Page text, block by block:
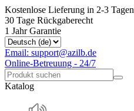
Kostenlose Lieferung in 2-3 Tagen
30 Tage Rückgaberecht
1 Jahr Garantie
Email: support@azilb.de
Online-Betreuung - 24/7
Katalog